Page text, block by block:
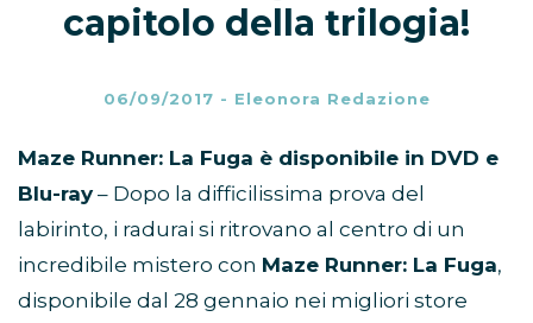
capitolo della trilogia!
06/09/2017 - Eleonora Redazione
Maze Runner: La Fuga è disponibile in DVD e
Blu-ray– Dopo la difficilissima prova del
labirinto, i radurai si ritrovano al centro di un
incredibile mistero con Maze Runner: La Fuga,
disponibile dal 28 gennaio nei migliori store